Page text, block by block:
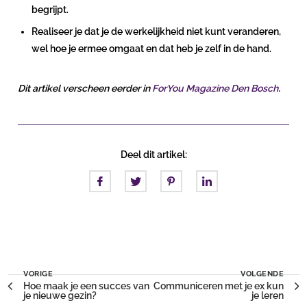
begrijpt.
Realiseer je dat je de werkelijkheid niet kunt veranderen,
wel hoe je ermee omgaat en dat heb je zelf in de hand.
Dit artikel verscheen eerder inForYou Magazine Den Bosch.
Deel dit artikel:
VORIGE
Hoe maak je een succes van
je nieuwe gezin?
VOLGENDE
Communiceren met je ex kun
je leren